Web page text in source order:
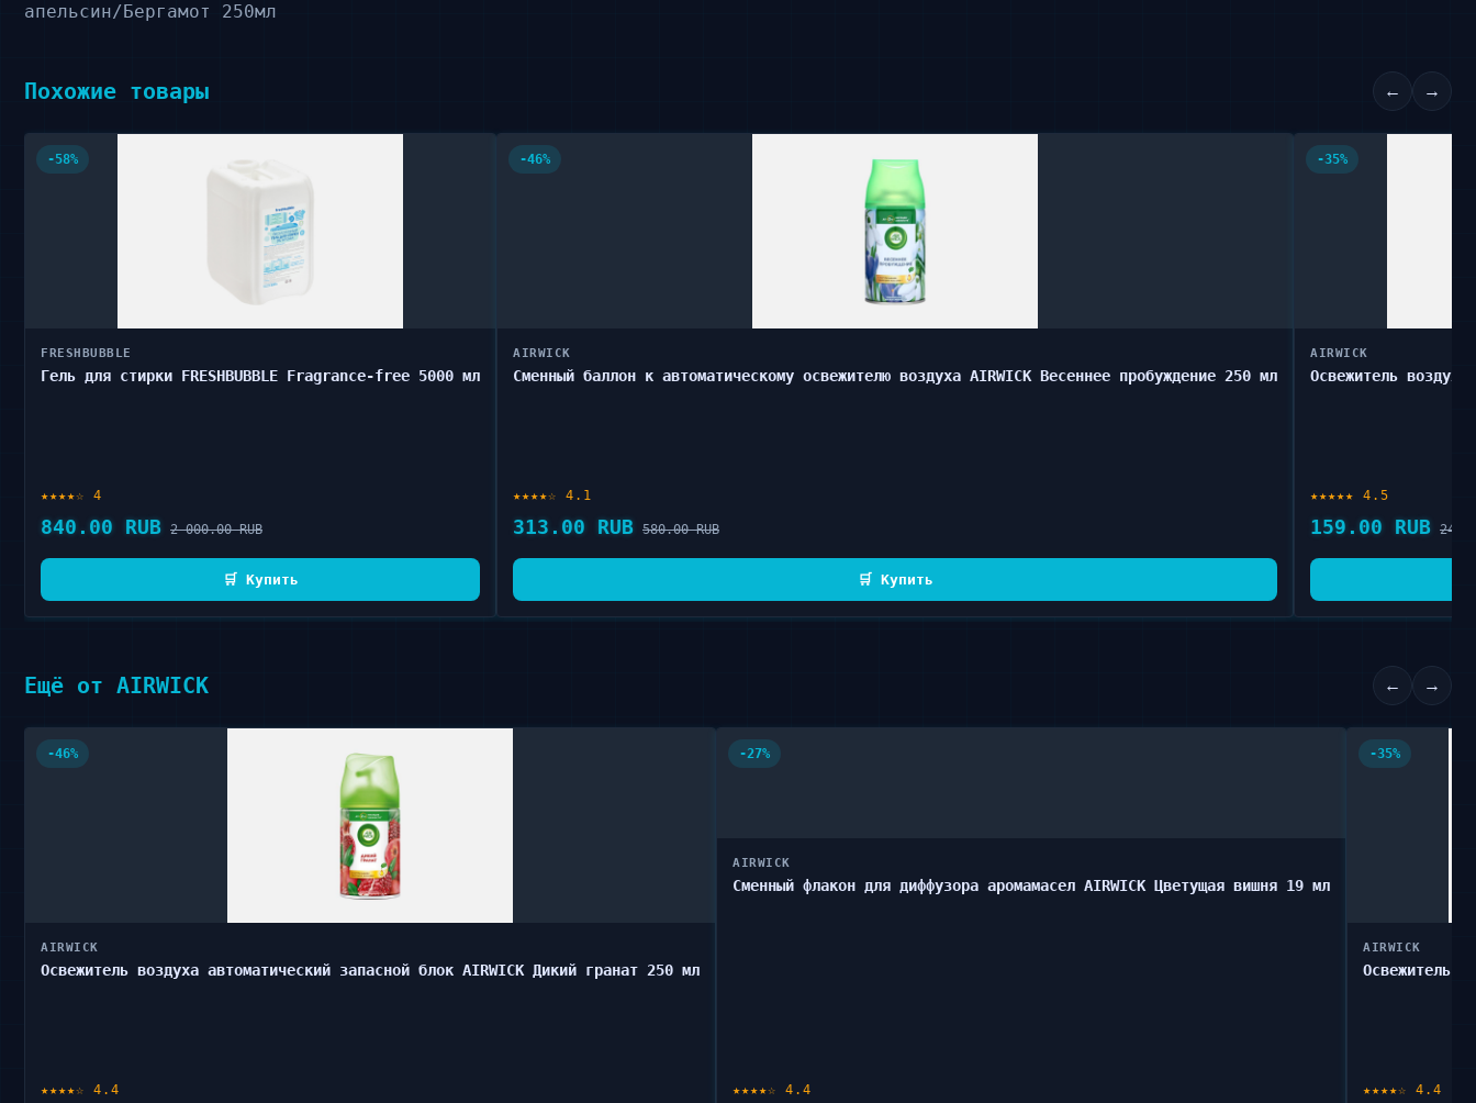
апельсин/Бергамот 250мл
Похожие товары ← →
-58%
FRESHBUBBLE
Гель для стирки FRESHBUBBLE Fragrance-free 5000 мл
★★★★☆ 4
840.00 RUB 2 000.00 RUB
🛒 Купить
-46%
AIRWICK
Сменный баллон к автоматическому освежителю воздуха AIRWICK Весеннее пробуждение 250 мл
★★★★☆ 4.1
313.00 RUB 580.00 RUB
🛒 Купить
-35%
AIRWICK
Освежитель
★★★★★ 4.5
159.00 RUB
Ещё от AIRWICK ← →
-46%
AIRWICK
Освежитель воздуха автоматический запасной блок AIRWICK Дикий гранат 250 мл
★★★★☆ 4.4
-27%
AIRWICK
Сменный флакон для диффузора аромамасел AIRWICK Цветущая вишня 19 мл
★★★★☆ 4.4
-35%
AIRWICK
Освежитель
★★★★☆ 4.4